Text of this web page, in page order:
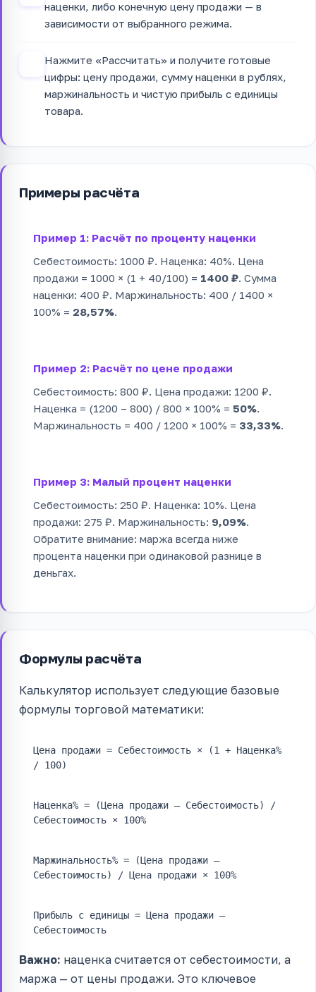
наценки, либо конечную цену продажи — в
зависимости от выбранного режима.
Нажмите «Рассчитать» и получите готовые
цифры: цену продажи, сумму наценки в рублях,
маржинальность и чистую прибыль с единицы
товара.
Примеры расчёта
Пример 1: Расчёт по проценту наценки
Себестоимость: 1000 ₽. Наценка: 40%. Цена
продажи = 1000 × (1 + 40/100) = 1400 ₽. Сумма
наценки: 400 ₽. Маржинальность: 400 / 1400 ×
100% = 28,57%.
Пример 2: Расчёт по цене продажи
Себестоимость: 800 ₽. Цена продажи: 1200 ₽.
Наценка = (1200 – 800) / 800 × 100% = 50%.
Маржинальность = 400 / 1200 × 100% = 33,33%.
Пример 3: Малый процент наценки
Себестоимость: 250 ₽. Наценка: 10%. Цена
продажи: 275 ₽. Маржинальность: 9,09%.
Обратите внимание: маржа всегда ниже
процента наценки при одинаковой разнице в
деньгах.
Формулы расчёта
Калькулятор использует следующие базовые
формулы торговой математики:
Цена продажи = Себестоимость × (1 + Наценка%
/ 100)
Наценка% = (Цена продажи – Себестоимость) /
Себестоимость × 100%
Маржинальность% = (Цена продажи –
Себестоимость) / Цена продажи × 100%
Прибыль с единицы = Цена продажи –
Себестоимость
Важно: наценка считается от себестоимости, а
маржа — от цены продажи. Это ключевое